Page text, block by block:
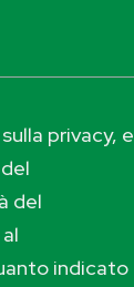
privacy, e
del
indicato